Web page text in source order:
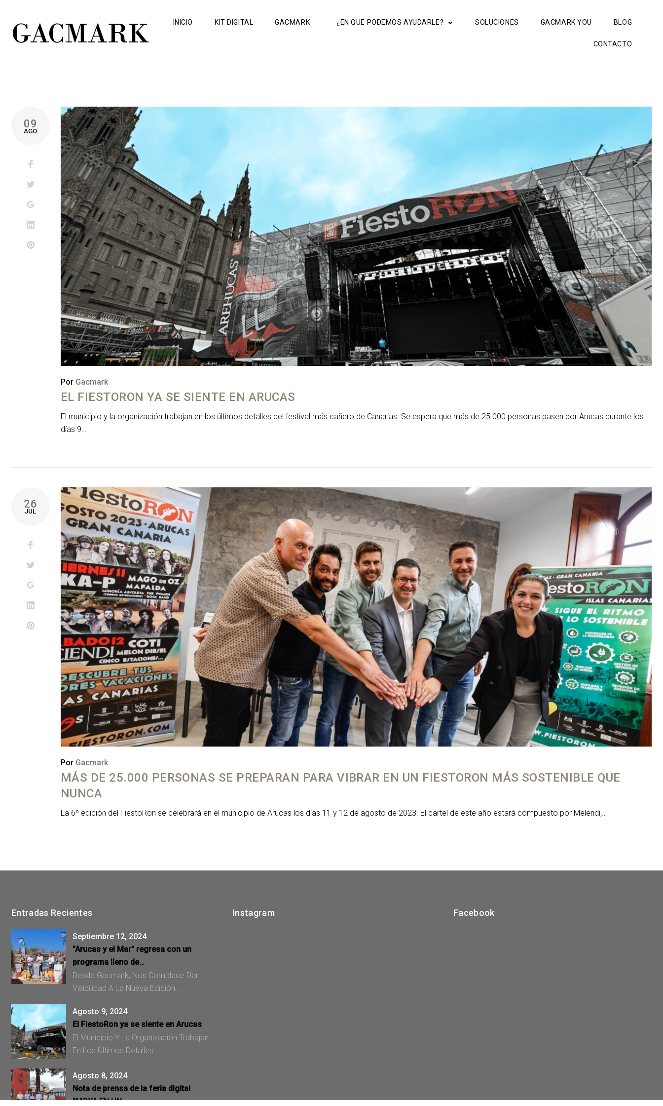
INICIO KIT DIGITAL GACMARK ¿EN QUE PODEMOS AYUDARLE? SOLUCIONES GACMARK YOU BLOG
CONTACTO
09
AGO
Por Gacmark
EL FIESTORON YA SE SIENTE EN ARUCAS
El municipio y la organización trabajan en los últimos detalles del festival más cañero de Canarias. Se espera que más de 25.000 personas pasen por Arucas durante los
días 9…
26
JUL
Por Gacmark
MÁS DE 25.000 PERSONAS SE PREPARAN PARA VIBRAR EN UN FIESTORON MÁS SOSTENIBLE QUE
NUNCA
La 6º edición del FiestoRon se celebrará en el municipio de Arucas los días 11 y 12 de agosto de 2023. El cartel de este año estará compuesto por Melendi,…
Entradas Recientes
Septiembre 12, 2024
"Arucas y el Mar" regresa con un
programa lleno de…
Desde Gacmark, Nos Complace Dar
Visibilidad A La Nueva Edición…
Agosto 9, 2024
El FiestoRon ya se siente en Arucas
El Municipio Y La Organización Trabajan
En Los Últimos Detalles…
Agosto 8, 2024
Nota de prensa de la feria digital
"MOYA EN UN…
Instagram
…
Facebook